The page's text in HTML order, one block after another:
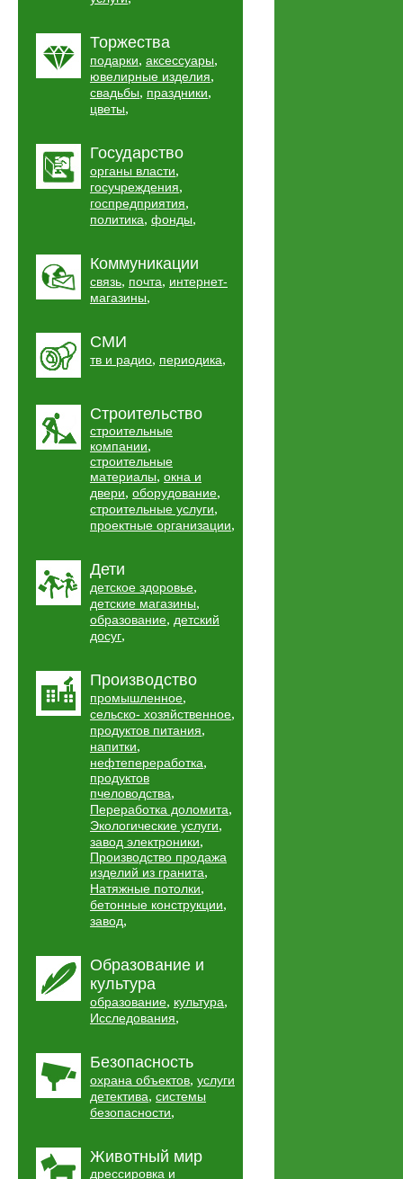
Торжества
подарки, аксессуары,
ювелирные изделия,
свадьбы, праздники,
цветы,
Государство
органы власти,
госучреждения,
госпредприятия,
политика, фонды,
Коммуникации
связь, почта, интернет-
магазины,
СМИ
тв и радио, периодика,
Строительство
строительные
компании,
строительные
материалы, окна и
двери, оборудование,
строительные услуги,
проектные организации,
Дети
детское здоровье,
детские магазины,
образование, детский
досуг,
Производство
промышленное,
сельско- хозяйственное,
продуктов питания,
напитки,
нефтепереработка,
продуктов
пчеловодства,
Переработка доломита,
Экологические услуги,
завод электроники,
Производство продажа
изделий из гранита,
Натяжные потолки,
бетонные конструкции,
завод,
Образование и
культура
образование, культура,
Исследования,
Безопасность
охрана объектов, услуги
детектива, системы
безопасности,
Животный мир
дрессировка и